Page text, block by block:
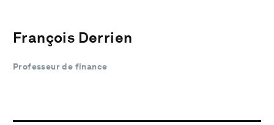
François Derrien
Professeur de finance